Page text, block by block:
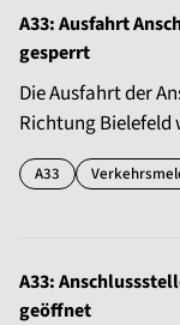
A33: Ausfahrt
gesperrt
Die Ausfahrt der
Richtung Bielefeld
A33
A33:
geöffnet